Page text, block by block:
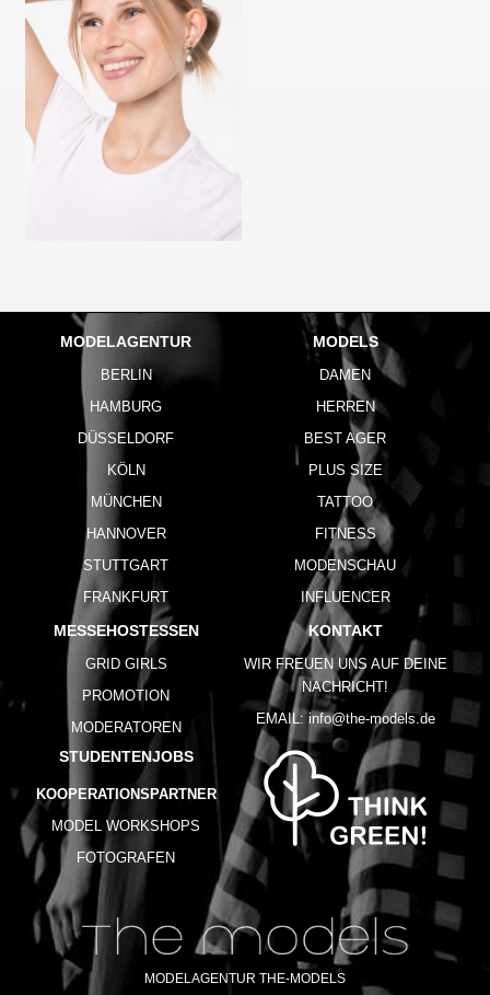
MODELAGENTUR
BERLIN
HAMBURG
DÜSSELDORF
KÖLN
MÜNCHEN
HANNOVER
STUTTGART
FRANKFURT
MODELS
DAMEN
HERREN
BEST AGER
PLUS SIZE
TATTOO
FITNESS
MODENSCHAU
INFLUENCER
MESSEHOSTESSEN
GRID GIRLS
PROMOTION
MODERATOREN
STUDENTENJOBS
KOOPERATIONSPARTNER
MODEL WORKSHOPS
FOTOGRAFEN
KONTAKT
WIR FREUEN UNS AUF DEINE
NACHRICHT!
EMAIL: info@the-models.de
MODELAGENTUR THE-MODELS